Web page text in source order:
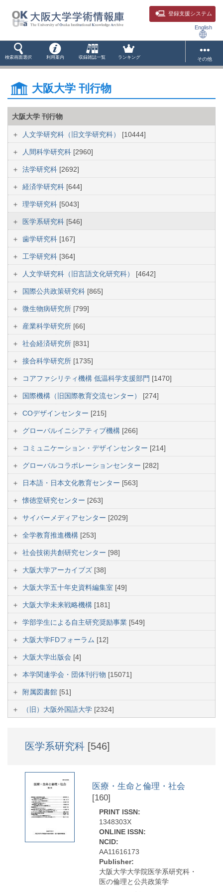
登録支援システム
English
検索画面選択 利用案内 収録雑誌一覧 ランキング その他
大阪大学 刊行物
大阪大学 刊行物
人文学研究科（旧文学研究科） [10444]
人間科学研究科 [2960]
法学研究科 [2692]
経済学研究科 [644]
理学研究科 [5043]
医学系研究科 [546]
歯学研究科 [167]
工学研究科 [364]
人文学研究科（旧言語文化研究科） [4642]
国際公共政策研究科 [865]
微生物病研究所 [799]
産業科学研究所 [66]
社会経済研究所 [831]
接合科学研究所 [1735]
コアファシリティ機構 低温科学支援部門 [1470]
国際機構（旧国際教育交流センター） [274]
COデザインセンター [215]
グローバルイニシアティブ機構 [266]
コミュニケーション・デザインセンター [214]
グローバルコラボレーションセンター [282]
日本語・日本文化教育センター [563]
懐徳堂研究センター [263]
サイバーメディアセンター [2029]
全学教育推進機構 [253]
社会技術共創研究センター [98]
大阪大学アーカイブズ [38]
大阪大学五十年史資料編集室 [49]
大阪大学未来戦略機構 [181]
学部学生による自主研究奨励事業 [549]
大阪大学FDフォーラム [12]
大阪大学出版会 [4]
本学関連学会・団体刊行物 [15071]
附属図書館 [51]
（旧）大阪外国語大学 [2324]
医学系研究科 [546]
医療・生命と倫理・社会
[160]
PRINT ISSN:
1348303X
ONLINE ISSN:
NCID:
AA11616173
Publisher:
大阪大学大学院医学系研究科・
医の倫理と公共政策学